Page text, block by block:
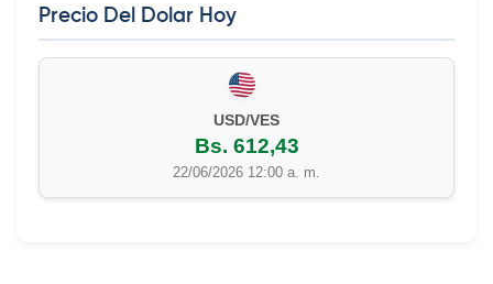
Precio Del Dolar Hoy
USD/VES
Bs. 612,43
22/06/2026 12:00 a. m.